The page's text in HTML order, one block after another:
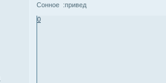
Сонное :привед
0